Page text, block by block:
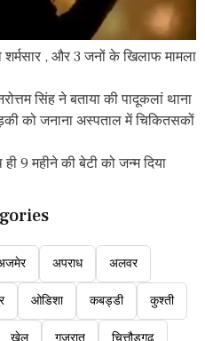
शर्मसार , और 3 जनों के खिलाफ मामला
सिंह ने बताया की पादूकलां थाना
को जनाना अस्पताल में चिकितसकों
9 महीने की बेटी को जन्म दिया
अपराध अलवर
ओडिशा कबड्डी कुश्ती